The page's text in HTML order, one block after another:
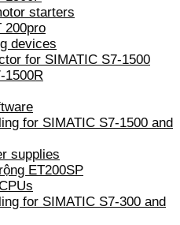
starters
200pro
devices
for SIMATIC S7-1500
1500R
for SIMATIC S7-1500 and
supplies
ET200SP
for SIMATIC S7-300 and